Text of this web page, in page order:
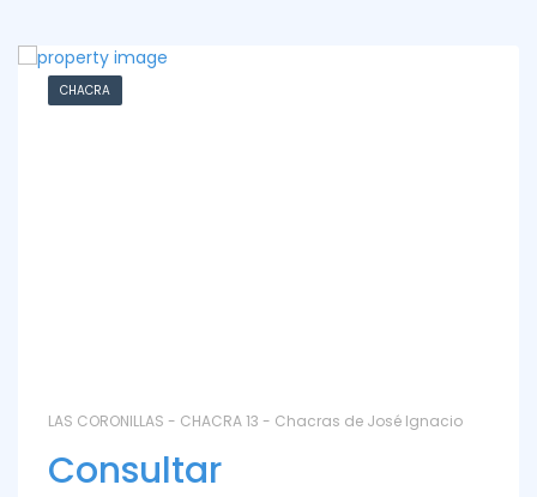
CHACRA
LAS CORONILLAS - CHACRA 13 - Chacras de José Ignacio
Consultar